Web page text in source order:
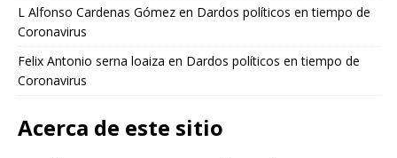
L Alfonso Cardenas Gómez en Dardos políticos en tiempo de
Coronavirus
Felix Antonio serna loaiza en Dardos políticos en tiempo de
Coronavirus
Acerca de este sitio